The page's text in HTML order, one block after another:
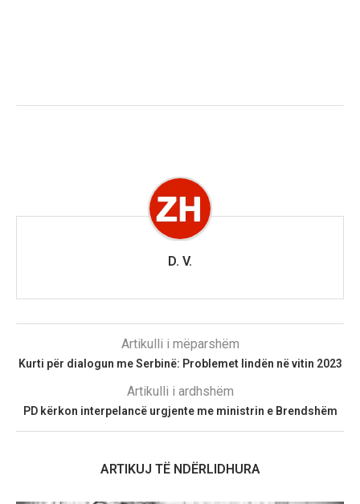
D. V.
Artikulli i mëparshëm
Kurti për dialogun me Serbinë: Problemet lindën në vitin 2023
Artikulli i ardhshëm
PD kërkon interpelancë urgjente me ministrin e Brendshëm
ARTIKUJ TË NDËRLIDHURA